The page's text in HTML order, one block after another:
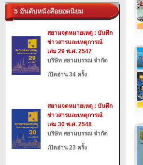
5 อันดับหนังสือยอดนิยม
สยามจดหมายเหตุ : บันทึก
ข่าวสารและเหตุการณ์
เล่ม 29 พ.ศ. 2547
บริษัท สยามบรรณ จำกัด
เปิดอ่าน 34 ครั้ง
สยามจดหมายเหตุ : บันทึก
ข่าวสารและเหตุการณ์
เล่ม 30 พ.ศ. 2548
บริษัท สยามบรรณ จำกัด
เปิดอ่าน 23 ครั้ง